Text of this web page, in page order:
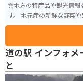
雲地方の特産品や観光情
す。 地元産の新鮮な野菜や果物が並ぶ直売所は、道の駅の人気スポットで
す。奥出雲そばなどのご
酒の販売コーナーもあり
の地酒を味わってみてください。 バイクで訪れる場合、道
広々としているので、ゆ
四季折々の景色を楽しめ
しい「おろちループ」など
道の駅 インフォ
と